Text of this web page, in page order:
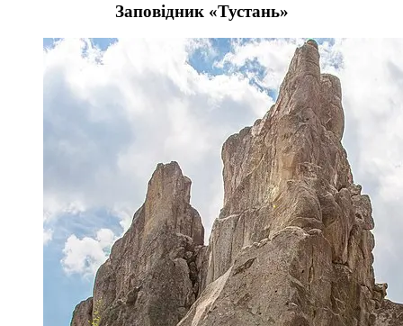
Заповідник «Тустань»